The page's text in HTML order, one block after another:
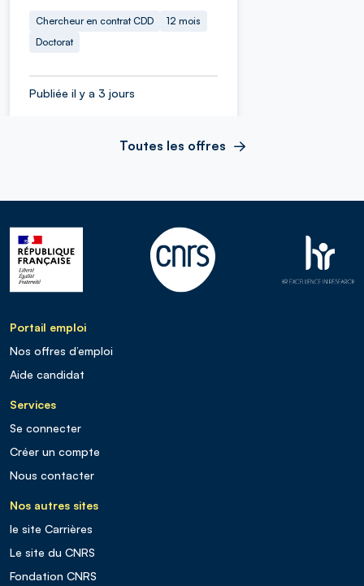
Chercheur en contrat CDD
12 mois
Doctorat
Publiée il y a 3 jours
Toutes les offres
Portail emploi
Nos offres d’emploi
Aide candidat
Services
Se connecter
Créer un compte
Nous contacter
Nos autres sites
le site Carrières
Le site du CNRS
Fondation CNRS